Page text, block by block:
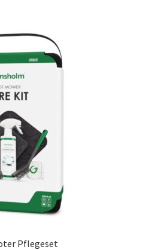
Pflegeset